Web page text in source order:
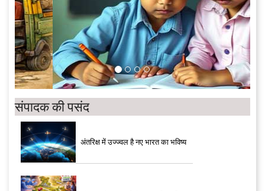
संपादक की पसंद
अंतरिक्ष में उज्ज्वल है नए भारत का भविष्य